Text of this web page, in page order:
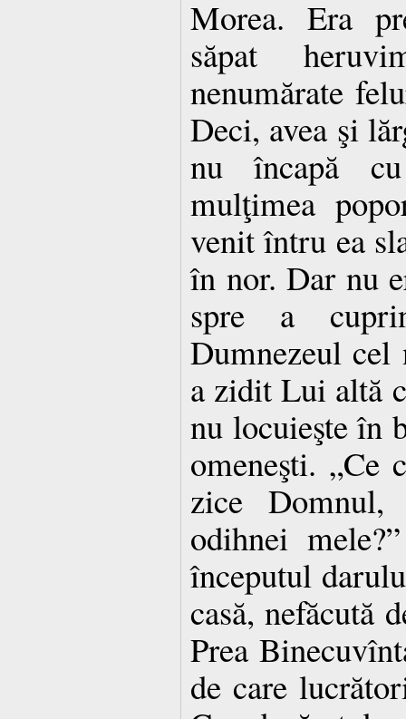
Morea. Era
săpat
nenumărate
Deci, avea şi
nu încapă
mulţimea
venit întru ea
în nor. Dar nu
spre a
Dumnezeul cel
a zidit Lui altă
nu locuieşte în
omeneşti.
zice
odihnei
începutul
casă, nefăcută
Prea
de care